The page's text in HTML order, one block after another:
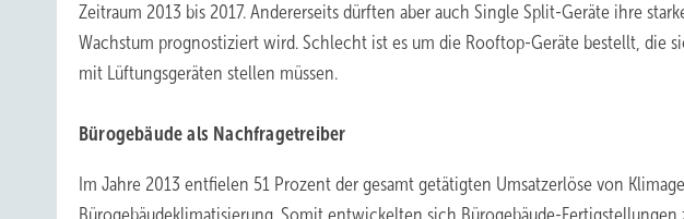
Zeitraum 2013 bis 2017. Andererseits dürften aber auch Single Split-Geräte ihre
Wachstum prognostiziert wird. Schlecht ist es um die Rooftop-Geräte bestellt, die
mit Lüftungsgeräten stellen müssen.
Bürogebäude als Nachfragetreiber
Im Jahre 2013 entfielen 51 Prozent der gesamt getätigten Umsatzerlöse von
Bürogebäudeklimatisierung. Somit entwickelten sich Bürogebäude-Fertigstellungen